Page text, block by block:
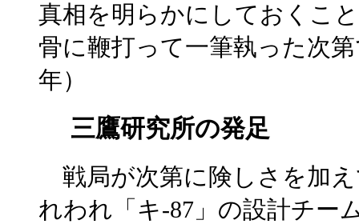
真相を明らかにしておくこ
骨に鞭打って一筆執った次
年）
三鷹研究所の発足
戦局が次第に険しさを加
れわれ「キ-87」の設計チー